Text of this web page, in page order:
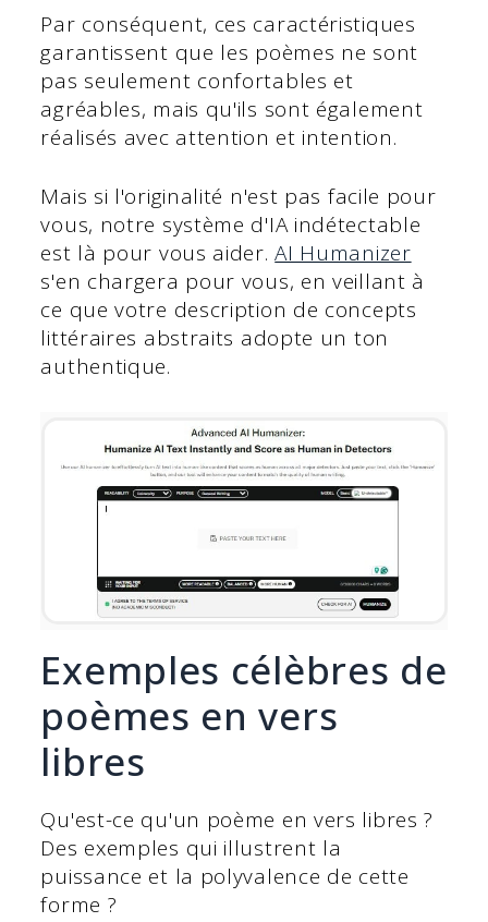
Par conséquent, ces caractéristiques
garantissent que les poèmes ne sont
pas seulement confortables et
agréables, mais qu'ils sont également
réalisés avec attention et intention.
Mais si l'originalité n'est pas facile pour
vous, notre système d'IA indétectable
est là pour vous aider.AI Humanizer
s'en chargera pour vous, en veillant à
ce que votre description de concepts
littéraires abstraits adopte un ton
authentique.
Exemples célèbres de
poèmes en vers
libres
Qu'est-ce qu'un poème en vers libres ?
Des exemples qui illustrent la
puissance et la polyvalence de cette
forme ?